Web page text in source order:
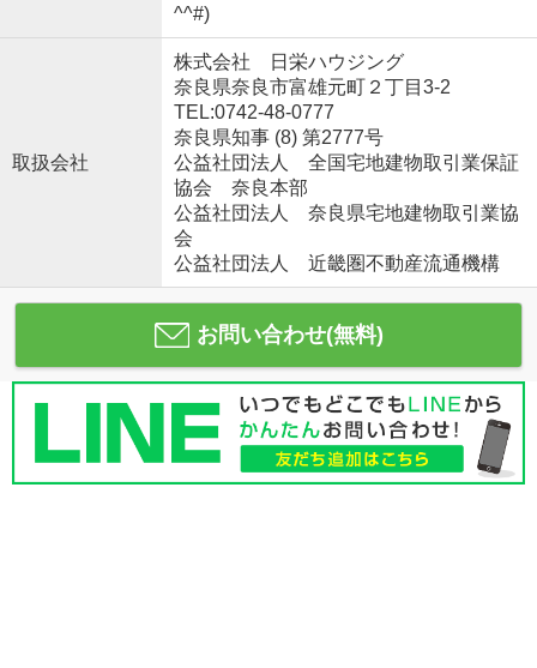
^^#)
取扱会社
株式会社 日栄ハウジング
奈良県奈良市富雄元町２丁目3-2
TEL:0742-48-0777
奈良県知事 (8) 第2777号
公益社団法人 全国宅地建物取引業保証
協会 奈良本部
公益社団法人 奈良県宅地建物取引業協
会
公益社団法人 近畿圏不動産流通機構
お問い合わせ(無料)